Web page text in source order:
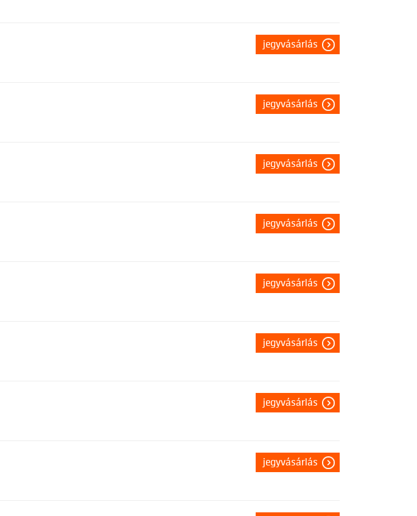
jegyvásárlás
jegyvásárlás
jegyvásárlás
jegyvásárlás
jegyvásárlás
jegyvásárlás
jegyvásárlás
jegyvásárlás